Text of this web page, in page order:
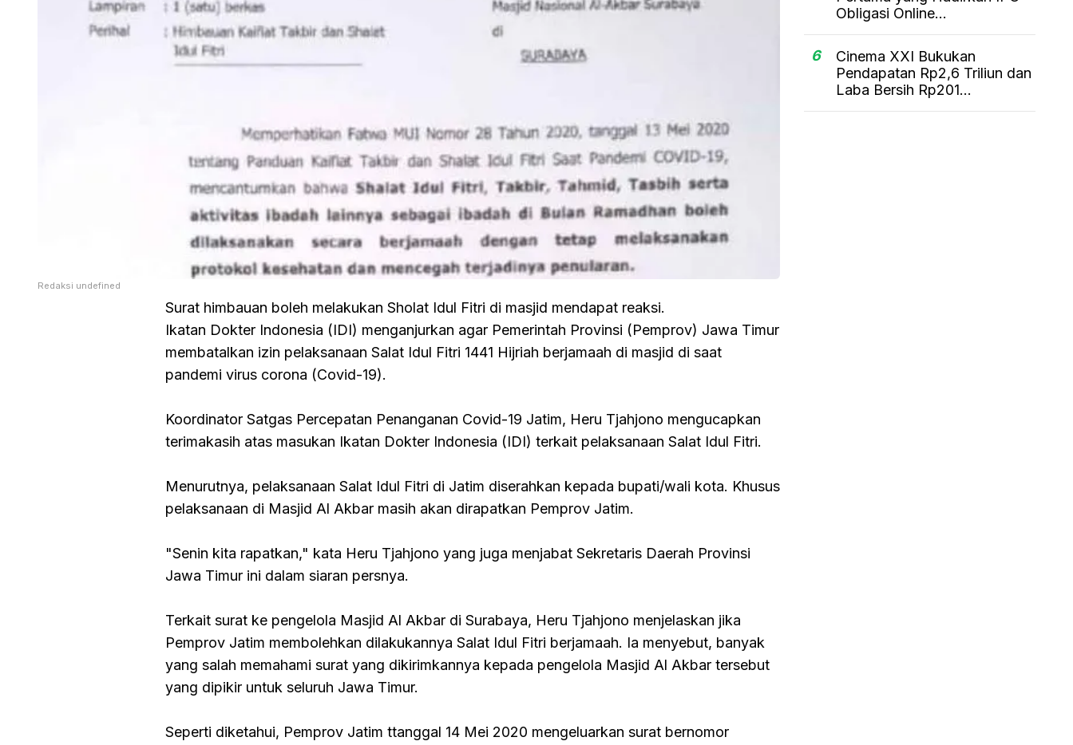
Redaksi undefined
Surat himbauan boleh melakukan Sholat Idul Fitri di masjid mendapat reaksi.
Ikatan Dokter Indonesia (IDI) menganjurkan agar Pemerintah Provinsi (Pemprov) Jawa Timur
membatalkan izin pelaksanaan Salat Idul Fitri 1441 Hijriah berjamaah di masjid di saat
pandemi virus corona (Covid-19).
Koordinator Satgas Percepatan Penanganan Covid-19 Jatim, Heru Tjahjono mengucapkan
terimakasih atas masukan Ikatan Dokter Indonesia (IDI) terkait pelaksanaan Salat Idul Fitri.
Menurutnya, pelaksanaan Salat Idul Fitri di Jatim diserahkan kepada bupati/wali kota. Khusus
pelaksanaan di Masjid Al Akbar masih akan dirapatkan Pemprov Jatim.
"Senin kita rapatkan," kata Heru Tjahjono yang juga menjabat Sekretaris Daerah Provinsi
Jawa Timur ini dalam siaran persnya.
Terkait surat ke pengelola Masjid Al Akbar di Surabaya, Heru Tjahjono menjelaskan jika
Pemprov Jatim membolehkan dilakukannya Salat Idul Fitri berjamaah. Ia menyebut, banyak
yang salah memahami surat yang dikirimkannya kepada pengelola Masjid Al Akbar tersebut
yang dipikir untuk seluruh Jawa Timur.
Seperti diketahui, Pemprov Jatim ttanggal 14 Mei 2020 mengeluarkan surat bernomor
Obligasi Online...
6
Cinema XXI Bukukan
Pendapatan Rp2,6 Triliun dan
Laba Bersih Rp201...